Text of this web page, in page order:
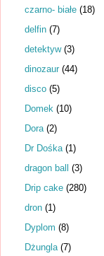
czarno- białe (18)
delfin (7)
detektyw (3)
dinozaur (44)
disco (5)
Domek (10)
Dora (2)
Dr Dośka (1)
dragon ball (3)
Drip cake (280)
dron (1)
Dyplom (8)
Dżungla (7)